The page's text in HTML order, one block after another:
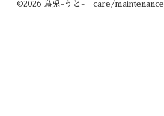
©2026 烏兎-うと- care/maintenance